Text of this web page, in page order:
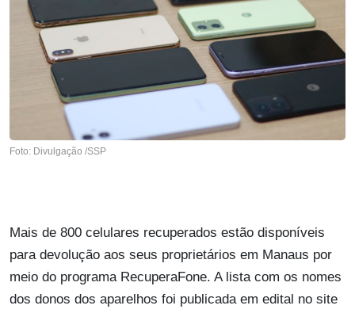
Foto: Divulgação /SSP
Mais de 800 celulares recuperados estão disponíveis
para devolução aos seus proprietários em Manaus por
meio do programa RecuperaFone. A lista com os nomes
dos donos dos aparelhos foi publicada em edital no site